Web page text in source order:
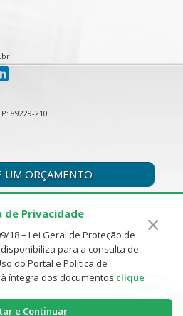
89229-210
UM ORÇAMENTO
de Privacidade
18 – Lei Geral de Proteção de
disponibiliza para a consulta de
do Portal e Política de
íntegra dos documentos clique
e Continuar
×